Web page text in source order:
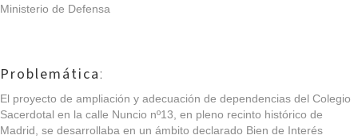
Ministerio de Defensa
Problemática:
El proyecto de ampliación y adecuación de dependencias del Colegio
Sacerdotal en la calle Nuncio nº13, en pleno recinto histórico de
Madrid, se desarrollaba en un ámbito declarado Bien de Interés